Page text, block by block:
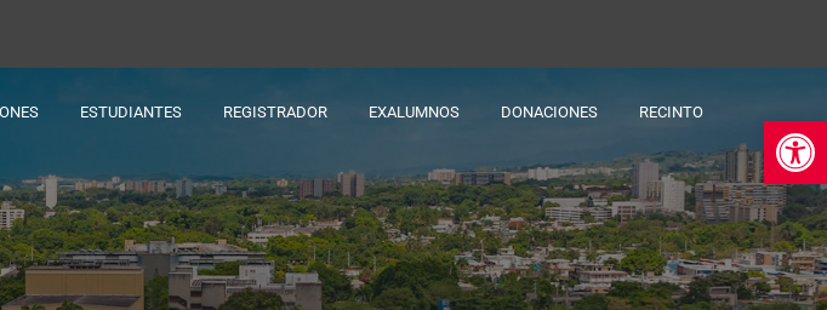
ESTUDIANTES REGISTRADOR EXALUMNOS DONACIONES RECINTO